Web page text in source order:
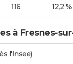
116 12,2 %
à Fresnes-
l'Insee)